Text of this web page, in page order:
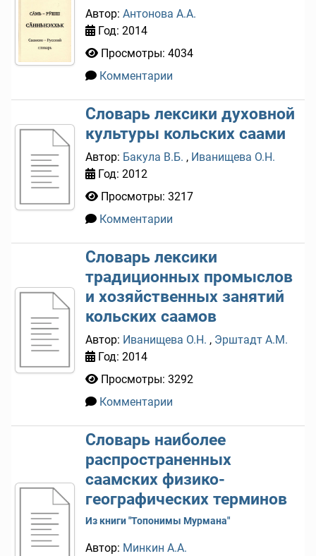
Автор: Антонова А.А.
Год: 2014
Просмотры: 4034
Комментарии
Словарь лексики духовной
культуры кольских саами
Автор: Бакула В.Б. , Иванищева О.Н.
Год: 2012
Просмотры: 3217
Комментарии
Словарь лексики
традиционных промыслов
и хозяйственных занятий
кольских саамов
Автор: Иванищева О.Н. , Эрштадт А.М.
Год: 2014
Просмотры: 3292
Комментарии
Словарь наиболее
распространенных
саамских физико-
географических терминов
Из книги "Топонимы Мурмана"
Автор: Минкин А.А.